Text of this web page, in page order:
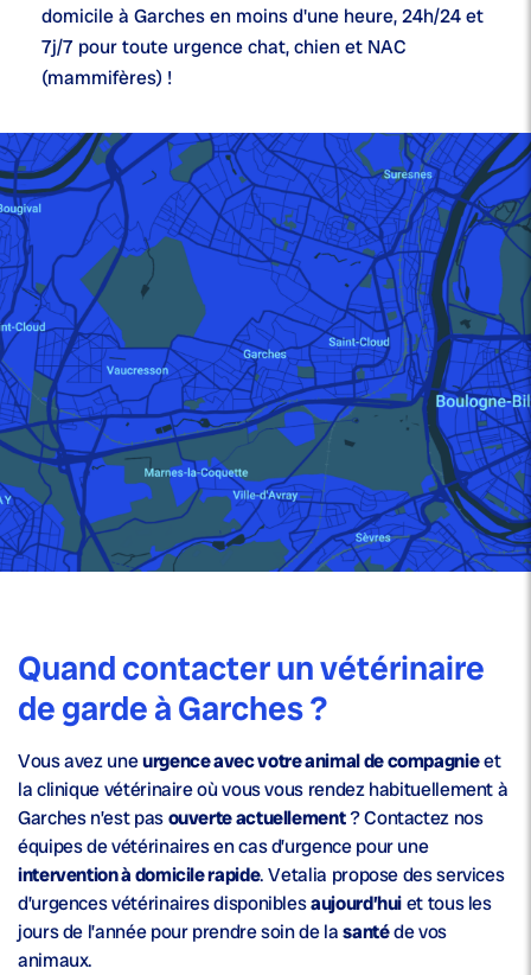
domicile à Garches en moins d'une heure,24h/24 et
7j/7 pour toute urgence chat, chien et NAC
(mammifères) !
Quand contacter un vétérinaire
de garde à Garches ?
Vous avez uneurgence avec votre animal de compagnieet
la clinique vétérinaire où vous vous rendez habituellement à
Garches n’est pasouverte actuellement? Contactez nos
équipes de vétérinaires en cas d’urgence pour une
intervention à domicile rapide. Vetalia propose des services
d’urgences vétérinaires disponiblesaujourd’huiet tous les
jours de l’année pour prendre soin de lasantéde vos
animaux.